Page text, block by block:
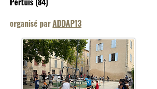
organisé parADDAP13